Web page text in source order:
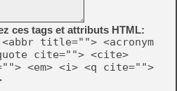
ces tags et attributs HTML:
title=""> <acronym
cite=""> <cite>
<em> <i> <q cite="">